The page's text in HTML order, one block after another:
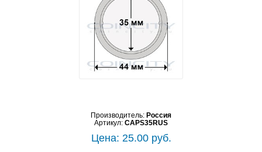
Производитель: Россия
Артикул: CAPS35RUS
Цена: 25.00 руб.